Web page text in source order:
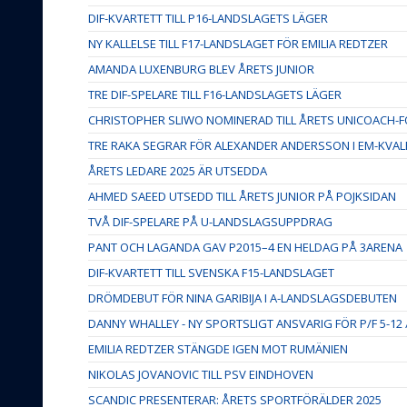
DIF-KVARTETT TILL P16-LANDSLAGETS LÄGER
NY KALLELSE TILL F17-LANDSLAGET FÖR EMILIA REDTZER
AMANDA LUXENBURG BLEV ÅRETS JUNIOR
TRE DIF-SPELARE TILL F16-LANDSLAGETS LÄGER
CHRISTOPHER SLIWO NOMINERAD TILL ÅRETS UNICOACH-
TRE RAKA SEGRAR FÖR ALEXANDER ANDERSSON I EM-
ÅRETS LEDARE 2025 ÄR UTSEDDA
AHMED SAEED UTSEDD TILL ÅRETS JUNIOR PÅ POJKSIDAN
TVÅ DIF-SPELARE PÅ U-LANDSLAGSUPPDRAG
PANT OCH LAGANDA GAV P2015–4 EN HELDAG PÅ 3ARENA
DIF-KVARTETT TILL SVENSKA F15-LANDSLAGET
DRÖMDEBUT FÖR NINA GARIBIJA I A-LANDSLAGSDEBUTEN
DANNY WHALLEY - NY SPORTSLIGT ANSVARIG FÖR P/F 5-12
EMILIA REDTZER STÄNGDE IGEN MOT RUMÄNIEN
NIKOLAS JOVANOVIC TILL PSV EINDHOVEN
SCANDIC PRESENTERAR: ÅRETS SPORTFÖRÄLDER 2025